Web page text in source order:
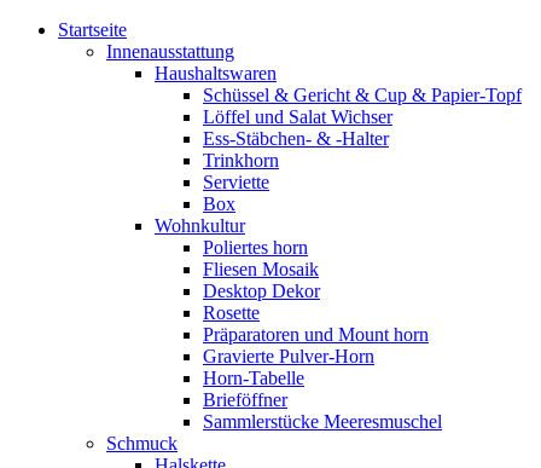
Startseite
Innenausstattung
Haushaltswaren
Schüssel & Gericht & Cup & Papier-Topf
Löffel und Salat Wichser
Ess-Stäbchen- & -Halter
Trinkhorn
Serviette
Box
Wohnkultur
Poliertes horn
Fliesen Mosaik
Desktop Dekor
Rosette
Präparatoren und Mount horn
Gravierte Pulver-Horn
Horn-Tabelle
Brieföffner
Sammlerstücke Meeresmuschel
Schmuck